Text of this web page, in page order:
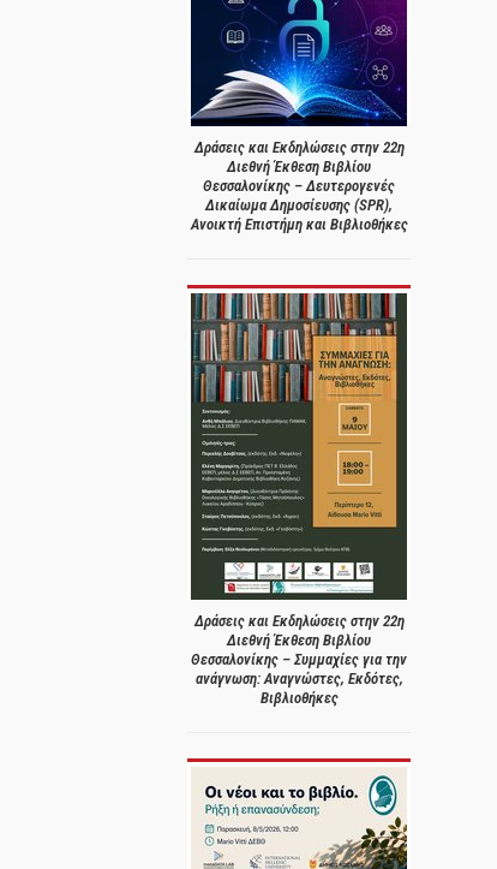
Δράσεις και Εκδηλώσεις στην 22η
Διεθνή Έκθεση Βιβλίου
Θεσσαλονίκης – Δευτερογενές
Δικαίωμα Δημοσίευσης (SPR),
Ανοικτή Επιστήμη και Βιβλιοθήκες
Δράσεις και Εκδηλώσεις στην 22η
Διεθνή Έκθεση Βιβλίου
Θεσσαλονίκης – Συμμαχίες για την
ανάγνωση: Αναγνώστες, Εκδότες,
Βιβλιοθήκες